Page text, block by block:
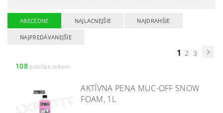
ABECEDNE NAJLACNEJŠIE NAJDRAHŠIE
NAJPREDÁVANEJŠIE
1 2 3
108položiek celkom
AKTÍVNA PENA MUC-OFF SNOW
FOAM, 1L